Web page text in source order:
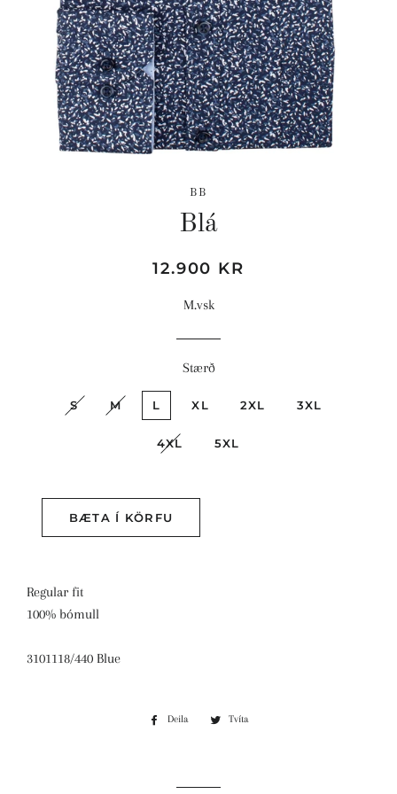
BB
Blá
Hefðbundið
Söluverð
12.900 KR
M.vsk
Stærð
S M L XL 2XL 3XL
4XL 5XL
BÆTA Í KÖRFU
Regular fit
100% bómull
3101118/440 Blue
Deila
Deila
Tvíta